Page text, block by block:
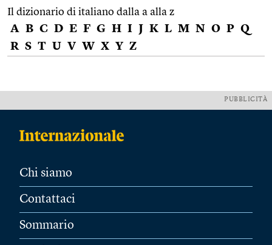
Il dizionario di italiano dalla a alla z
A B C D E F G H I J K L M N O P Q
R S T U V W X Y Z
PUBBLICITÀ
Chi siamo
Contattaci
Sommario